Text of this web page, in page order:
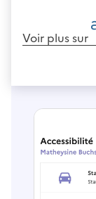
Voir plus sur